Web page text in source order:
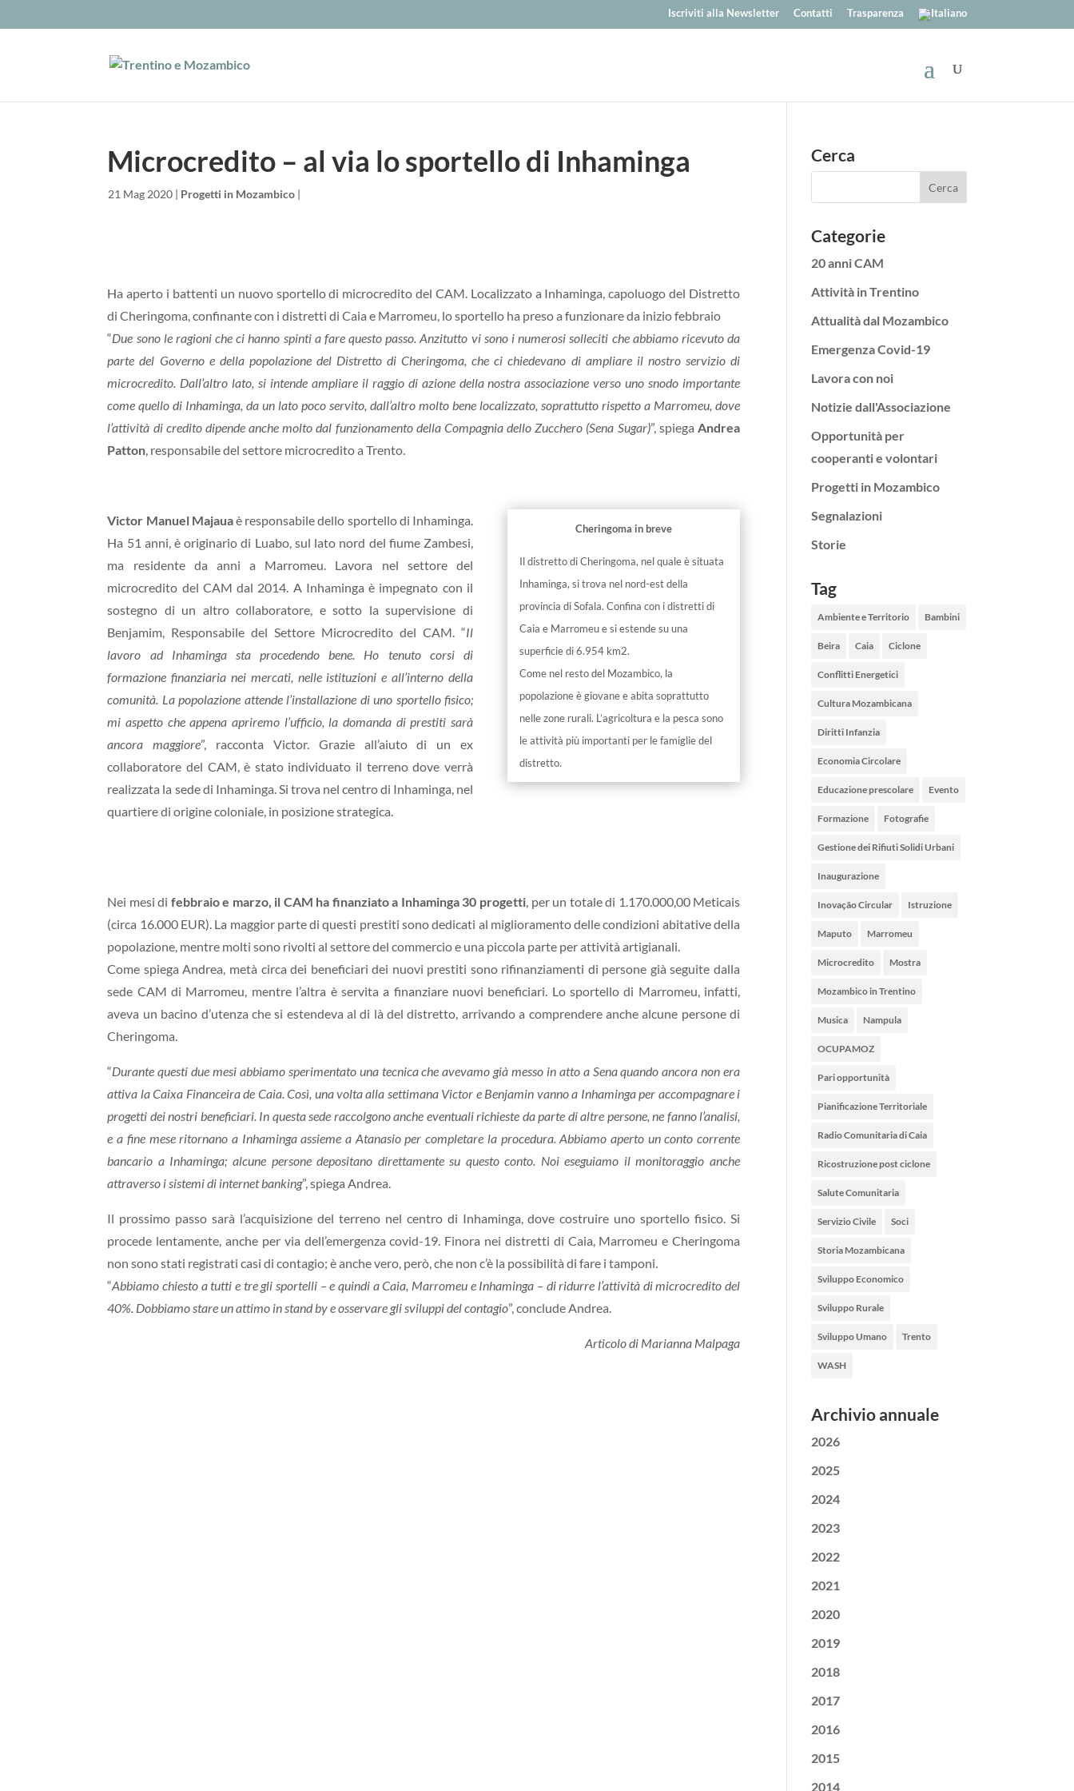
Iscriviti alla Newsletter Contatti Trasparenza
Microcredito – al via lo sportello di Inhaminga
21 Mag 2020 | Progetti in Mozambico |
Ha aperto i battenti un nuovo sportello di microcredito del CAM. Localizzato a Inhaminga, capoluogo del Distretto
di Cheringoma, confinante con i distretti di Caia e Marromeu, lo sportello ha preso a funzionare da inizio febbraio
“Due sono le ragioni che ci hanno spinti a fare questo passo. Anzitutto vi sono i numerosi solleciti che abbiamo ricevuto da
parte del Governo e della popolazione del Distretto di Cheringoma, che ci chiedevano di ampliare il nostro servizio di
microcredito. Dall’altro lato, si intende ampliare il raggio di azione della nostra associazione verso uno snodo importante
come quello di Inhaminga, da un lato poco servito, dall’altro molto bene localizzato, soprattutto rispetto a Marromeu, dove
l’attività di credito dipende anche molto dal funzionamento della Compagnia dello Zucchero (Sena Sugar)”, spiegaAndrea
Patton, responsabile del settore microcredito a Trento.
Victor Manuel Majauaè responsabile dello sportello di Inhaminga.
Ha 51 anni, è originario di Luabo, sul lato nord del fiume Zambesi,
ma residente da anni a Marromeu. Lavora nel settore del
microcredito del CAM dal 2014. A Inhaminga è impegnato con il
sostegno di un altro collaboratore, e sotto la supervisione di
Benjamim, Responsabile del Settore Microcredito del CAM. “Il
lavoro ad Inhaminga sta procedendo bene. Ho tenuto corsi di
formazione finanziaria nei mercati, nelle istituzioni e all’interno della
comunità. La popolazione attende l’installazione di uno sportello fisico;
mi aspetto che appena apriremo l’ufficio, la domanda di prestiti sarà
ancora maggiore”, racconta Victor. Grazie all’aiuto di un ex
collaboratore del CAM, è stato individuato il terreno dove verrà
realizzata la sede di Inhaminga. Si trova nel centro di Inhaminga, nel
quartiere di origine coloniale, in posizione strategica.
Cheringoma in breve
Il distretto di Cheringoma, nel quale è situata
Inhaminga, si trova nel nord-est della
provincia di Sofala. Confina con i distretti di
Caia e Marromeu e si estende su una
superficie di 6.954 km2.
Come nel resto del Mozambico, la
popolazione è giovane e abita soprattutto
nelle zone rurali. L’agricoltura e la pesca sono
le attività più importanti per le famiglie del
distretto.
Nei mesi di febbraio e marzo, il CAM ha finanziato a Inhaminga 30 progetti, per un totale di 1.170.000,00 Meticais
(circa 16.000 EUR). La maggior parte di questi prestiti sono dedicati al miglioramento delle condizioni abitative della
popolazione, mentre molti sono rivolti al settore del commercio e una piccola parte per attività artigianali.
Come spiega Andrea, metà circa dei beneficiari dei nuovi prestiti sono rifinanziamenti di persone già seguite dalla
sede CAM di Marromeu, mentre l’altra è servita a finanziare nuovi beneficiari. Lo sportello di Marromeu, infatti,
aveva un bacino d’utenza che si estendeva al di là del distretto, arrivando a comprendere anche alcune persone di
Cheringoma.
“Durante questi due mesi abbiamo sperimentato una tecnica che avevamo già messo in atto a Sena quando ancora non era
attiva la Caixa Financeira de Caia. Così, una volta alla settimana Victor e Benjamin vanno a Inhaminga per accompagnare i
progetti dei nostri beneficiari. In questa sede raccolgono anche eventuali richieste da parte di altre persone, ne fanno l’analisi,
e a fine mese ritornano a Inhaminga assieme a Atanasio per completare la procedura. Abbiamo aperto un conto corrente
bancario a Inhaminga; alcune persone depositano direttamente su questo conto. Noi eseguiamo il monitoraggio anche
attraverso i sistemi di internet banking”, spiega Andrea.
Il prossimo passo sarà l’acquisizione del terreno nel centro di Inhaminga, dove costruire uno sportello fisico. Si
procede lentamente, anche per via dell’emergenza covid-19. Finora nei distretti di Caia, Marromeu e Cheringoma
non sono stati registrati casi di contagio; è anche vero, però, che non c’è la possibilità di fare i tamponi.
“Abbiamo chiesto a tutti e tre gli sportelli – e quindi a Caia, Marromeu e Inhaminga – di ridurre l’attività di microcredito del
40%. Dobbiamo stare un attimo in stand by e osservare gli sviluppi del contagio”, conclude Andrea.
Articolo di Marianna Malpaga
Cerca
Categorie
20 anni CAM
Attività in Trentino
Attualità dal Mozambico
Emergenza Covid-19
Lavora con noi
Notizie dall'Associazione
Opportunità per
cooperanti e volontari
Progetti in Mozambico
Segnalazioni
Storie
Tag
Ambiente e Territorio Bambini
Beira Caia Ciclone
Conflitti Energetici
Cultura Mozambicana
Diritti Infanzia
Economia Circolare
Educazione prescolare Evento
Formazione Fotografie
Gestione dei Rifiuti Solidi Urbani
Inaugurazione
Inovação Circular Istruzione
Maputo Marromeu
Microcredito Mostra
Mozambico in Trentino
Musica Nampula
OCUPAMOZ
Pari opportunità
Pianificazione Territoriale
Radio Comunitaria di Caia
Ricostruzione post ciclone
Salute Comunitaria
Servizio Civile Soci
Storia Mozambicana
Sviluppo Economico
Sviluppo Rurale
Sviluppo Umano Trento
WASH
Archivio annuale
2026
2025
2024
2023
2022
2021
2020
2019
2018
2017
2016
2015
2014